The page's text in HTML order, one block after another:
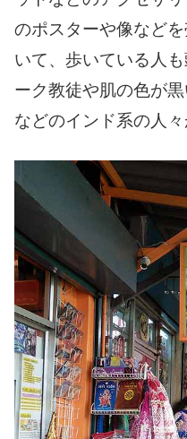
のポスターや像など
いて、歩いている人
ーク教徒や肌の色が
などのインド系の人々